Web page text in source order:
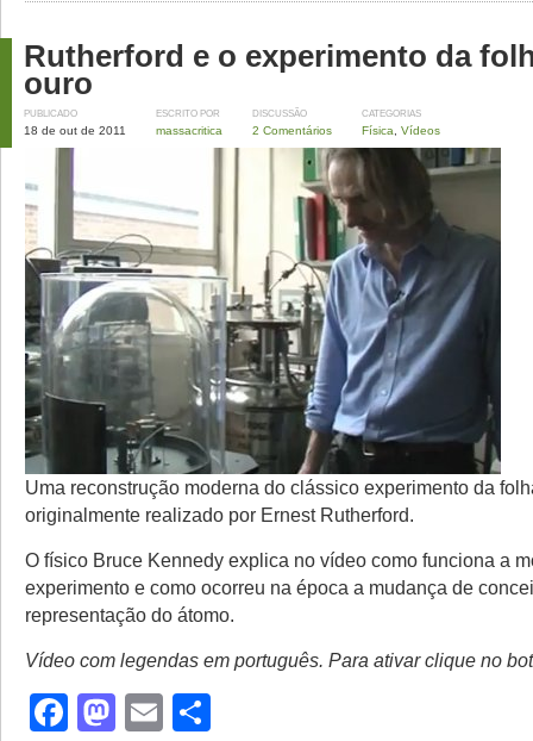
Rutherford e o experimento da
ouro
PUBLICADO
18 de out de 2011
ESCRITO POR
massacritica
DISCUSSÃO
2 Comentários
CATEGORIAS
Física Vídeos
Uma reconstrução moderna do clássico experimento da
originalmente realizado por Ernest Rutherford.
O físico Bruce Kennedy explica no vídeo como funciona a
experimento e como ocorreu na época a mudança de
representação do átomo.
Vídeo com legendas em português. Para ativar clique no
Facebook
Mastodon
Email